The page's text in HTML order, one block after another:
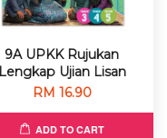
9A UPKK Rujukan
Lengkap Ujian Lisan
RM 16.90
ADD TO CART